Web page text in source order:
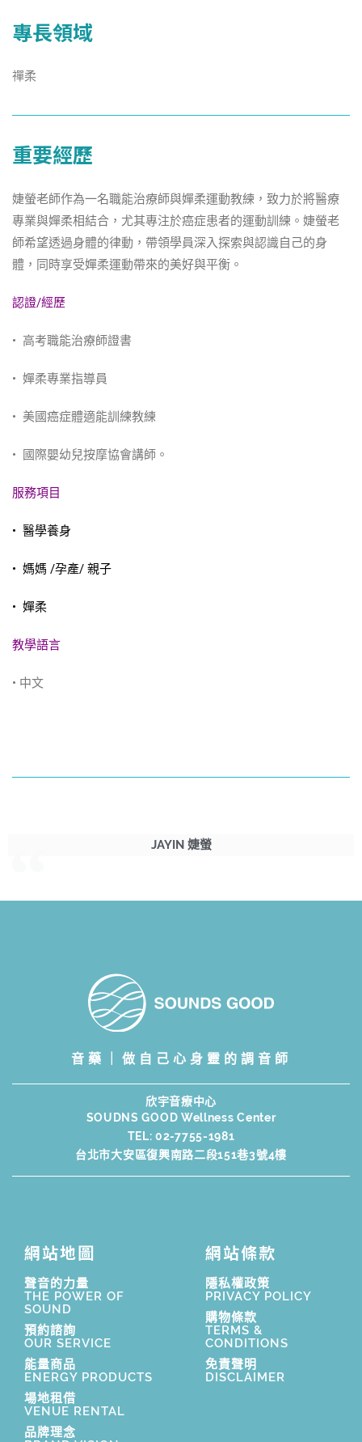
專長領域
禪柔
重要經歷
婕螢老師作為一名職能治療師與嬋柔運動教練，致力於將醫療
專業與嬋柔相結合，尤其專注於癌症患者的運動訓練。婕螢老
師希望透過身體的律動，帶領學員深入探索與認識自己的身
體，同時享受嬋柔運動帶來的美好與平衡。
認證/經歷
• 高考職能治療師證書
• 嬋柔專業指導員
• 美國癌症體適能訓練教練
• 國際嬰幼兒按摩協會講師。
服務項目
• 醫學養身
• 媽媽 /孕產/ 親子
• 嬋柔
教學語言
• 中文
JAYIN 婕螢
音藥｜做自己心身靈的調音師
欣宇音療中心
SOUDNS GOOD Wellness Center
TEL:02-7755-1981
台北市大安區復興南路二段151巷3號4樓
網站地圖
聲音的力量
THE POWER OF
SOUND
預約諮詢
OUR SERVICE
能量商品
ENERGY PRODUCTS
場地租借
VENUE RENTAL
品牌理念
網站條款
隱私權政策
PRIVACY POLICY
購物條款
TERMS &
CONDITIONS
免責聲明
DISCLAIMER